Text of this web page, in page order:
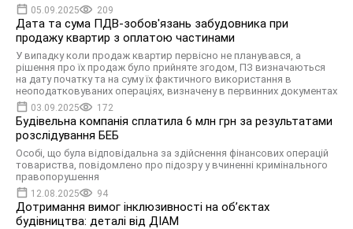
05.09.2025 209
Дата та сума ПДВ-зобов'язань забудовника при
продажу квартир з оплатою частинами
У випадку коли продаж квартир первісно не планувався, а
рішення про їх продаж було прийняте згодом, ПЗ визначаються
на дату початку та на суму їх фактичного використання в
неоподатковуваних операціях, визначену в первинних документах
03.09.2025 172
Будівельна компанія сплатила 6 млн грн за результатами
розслідування БЕБ
Особі, що була відповідальна за здійснення фінансових операцій
товариства, повідомлено про підозру у вчиненні кримінального
правопорушення
12.08.2025 94
Дотримання вимог інклюзивності на об’єктах
будівництва: деталі від ДІАМ